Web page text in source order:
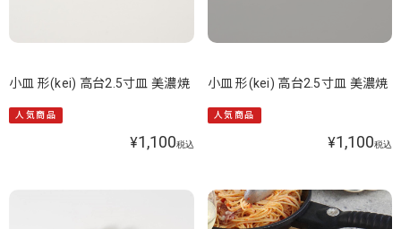
小皿 形(kei) 高台2.5寸皿 美濃焼
人気商品
¥1,100税込
小皿 形(kei) 高台2.5寸皿 美濃焼
人気商品
¥1,100税込